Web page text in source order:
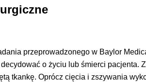
przeprowadzonego w Baylor
o życiu lub śmierci
tkankę. Oprócz cięcia i zszywania